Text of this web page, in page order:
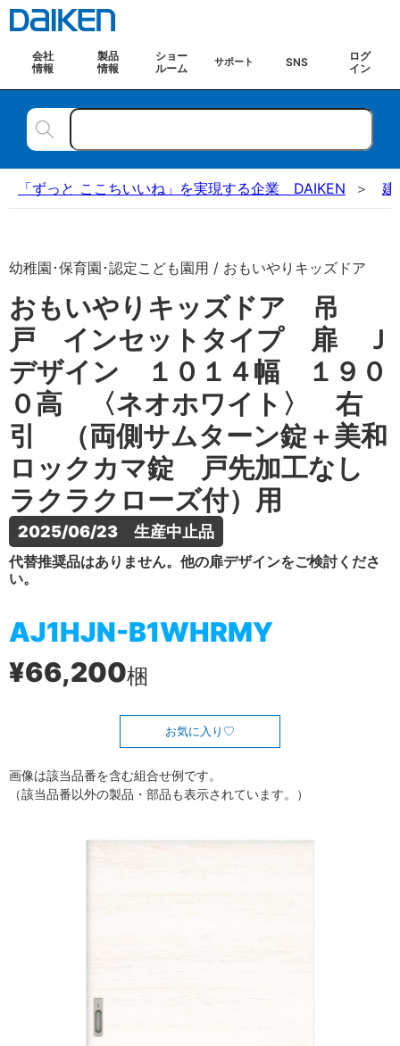
会社
情報
製品
情報
ショー
ルーム
サポート SNS
ログ
イン
「ずっと ここちいいね」を実現する企業 DAIKEN 建
幼稚園･保育園･認定こども園用 / おもいやりキッズドア
おもいやりキッズドア 吊
戸 インセットタイプ 扉 Ｊ
デザイン １０１４幅 １９０
０高 〈ネオホワイト〉 右
引 （両側サムターン錠＋美和
ロックカマ錠 戸先加工なし
ラクラクローズ付）用
2025/06/23　生産中止品
代替推奨品はありません。他の扉デザインをご検討くださ
い。
AJ1HJN-B1WHRMY
¥66,200梱
お気に入り
画像は該当品番を含む組合せ例です。
（該当品番以外の製品・部品も表示されています。）